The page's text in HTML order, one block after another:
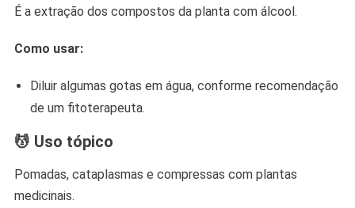
É a extração dos compostos da planta com álcool.
Como usar:
Diluir algumas gotas em água, conforme recomendação
de um fitoterapeuta.
💆 Uso tópico
Pomadas, cataplasmas e compressas com plantas
medicinais.